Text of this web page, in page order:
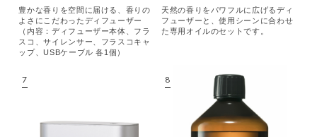
豊かな香りを空間に届ける、香りの
よさにこだわったディフューザー
（内容：ディフューザー本体、フラ
スコ、サイレンサー、フラスコキャ
ップ、USBケーブル 各1個）
天然の香りをパワフルに広げるディ
フューザーと、使用シーンに合わせ
た専用オイルのセットです。